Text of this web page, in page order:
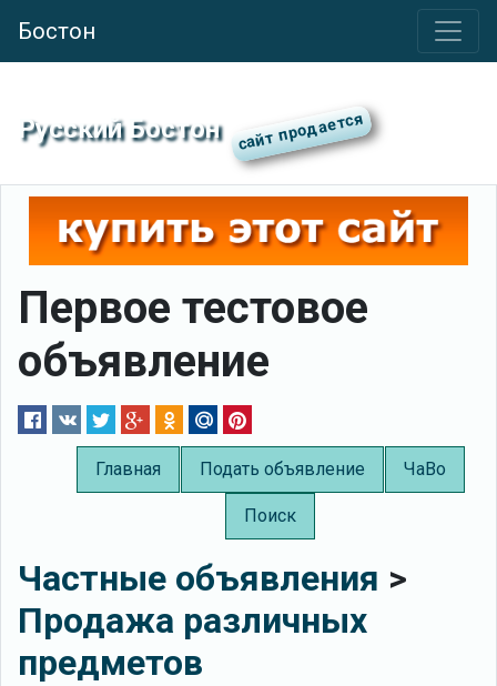
Бостон
Русский Бостон
Первое тестовое
объявление
Главная Подать объявление ЧаВо
Поиск
Частные объявления >
Продажа различных
предметов